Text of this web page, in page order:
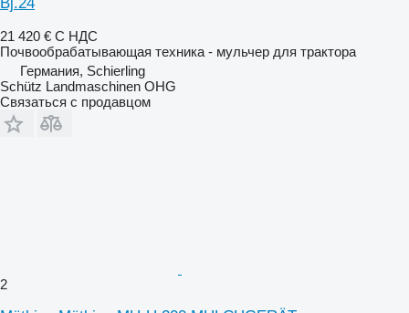
21 420 € С НДС
Почвообрабатывающая техника - мульчер для трактора
Германия, Schierling
Schütz Landmaschinen OHG
Связаться с продавцом
2